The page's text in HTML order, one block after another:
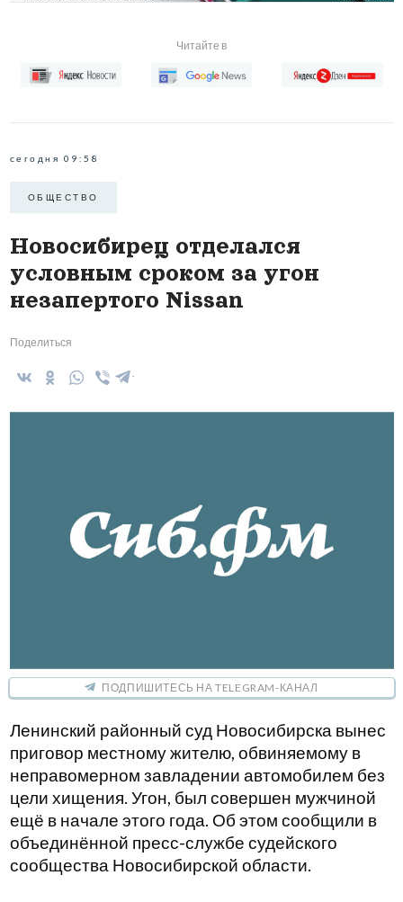
Читайте в
сегодня 09:58
ОБЩЕСТВО
Новосибирец отделался
условным сроком за угон
незапертого Nissan
Поделиться
ПОДПИШИТЕСЬ НА TELEGRAM-КАНАЛ
Ленинский районный суд Новосибирска вынес
приговор местному жителю, обвиняемому в
неправомерном завладении автомобилем без
цели хищения. Угон, был совершен мужчиной
ещё в начале этого года. Об этом сообщили в
объединённой пресс-службе судейского
сообщества Новосибирской области.